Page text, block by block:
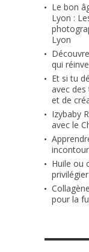
Le bon
Lyon :
Lyon
qui
Et si tu
avec des
et de
Izybaby
avec le
Huile ou
pour la